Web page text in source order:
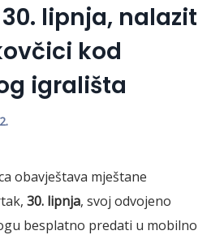
lipnja, nalazit
kod
igrališta
obavještava mještane
30. lipnja, svoj odvojeno
besplatno predati u mobilno